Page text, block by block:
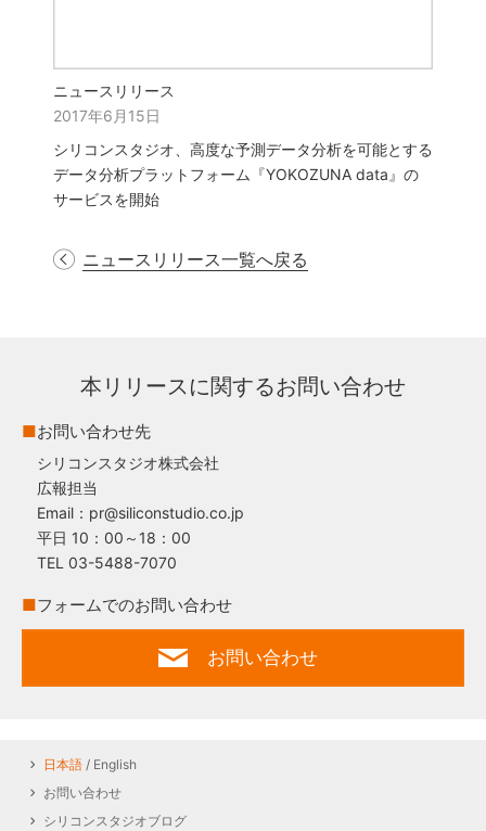
ニュースリリース
2017年6月15日
シリコンスタジオ、高度な予測データ分析を可能とする
データ分析プラットフォーム『YOKOZUNA data』の
サービスを開始
ニュースリリース一覧へ戻る
本リリースに関するお問い合わせ
■お問い合わせ先
シリコンスタジオ株式会社
広報担当
Email：pr@siliconstudio.co.jp
平日 10：00～18：00
TEL 03-5488-7070
■フォームでのお問い合わせ
お問い合わせ
日本語 / English
お問い合わせ
シリコンスタジオブログ